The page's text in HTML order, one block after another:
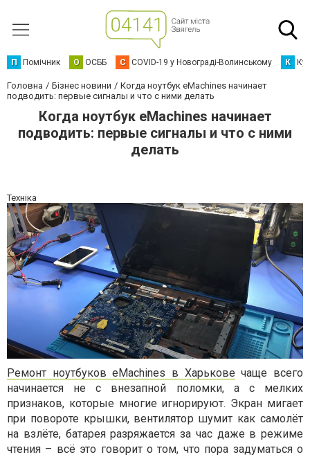
П Помічник О ОСББ C COVID-19 у Новограді-Волинському К
Головна Бізнес новини
Когда ноутбук eMachines начинает
подводить: первые сигналы и что с ними делать
Когда ноутбук eMachines начинает
подводить: первые сигналы и что с ними
делать
Техніка
Ремонт ноутбуков eMachines в Харькове чаще всего
начинается не с внезапной поломки, а с мелких
признаков, которые многие игнорируют. Экран мигает
при повороте крышки, вентилятор шумит как самолёт
на взлёте, батарея разряжается за час даже в режиме
чтения – всё это говорит о том, что пора задуматься о